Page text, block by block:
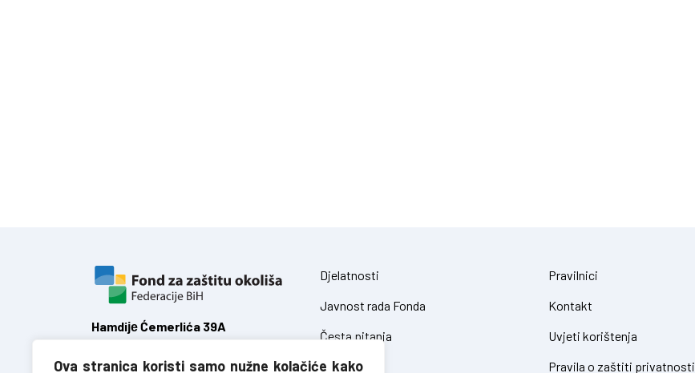
Ova stranica koristi samo nužne kolačiće kako
Hamdiје Ćemerlića 39A
Federacija Bosne i Hercegovine
Djelatnosti
Javnost rada Fonda
Česta pitanja
Zakoni
Pravilnici
Kontakt
Uvjeti korištenja
Pravila o zaštiti privatnosti